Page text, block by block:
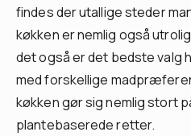
findes der utallige steder
køkken er nemlig også
det også er det bedste valg
med forskellige
køkken gør sig nemlig stort
plantebaserede retter.